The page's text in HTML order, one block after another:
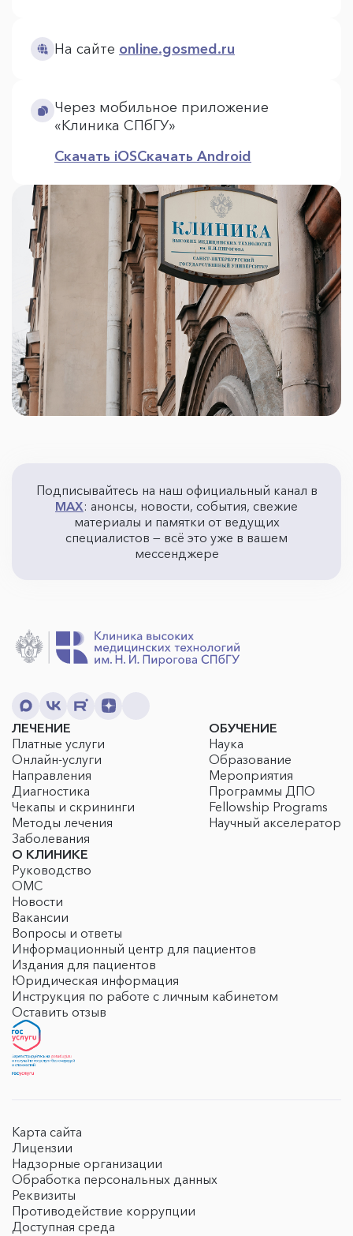
На сайте online.gosmed.ru
Через мобильное приложение
«Клиника СПбГУ»
Скачать iOSСкачать Android
Подписывайтесь на наш официальный канал в
MAX: анонсы, новости, события, свежие
материалы и памятки от ведущих
специалистов — всё это уже в вашем
мессенджере
ЛЕЧЕНИЕ
Платные услуги
Онлайн-услуги
Направления
Диагностика
Чекапы и скрининги
Методы лечения
Заболевания
ОБУЧЕНИЕ
Наука
Образование
Мероприятия
Программы ДПО
Fellowship Programs
Научный акселератор
О КЛИНИКЕ
Руководство
ОМС
Новости
Вакансии
Вопросы и ответы
Информационный центр для пациентов
Издания для пациентов
Юридическая информация
Инструкция по работе с личным кабинетом
Оставить отзыв
Карта сайта
Лицензии
Надзорные организации
Обработка персональных данных
Реквизиты
Противодействие коррупции
Доступная среда